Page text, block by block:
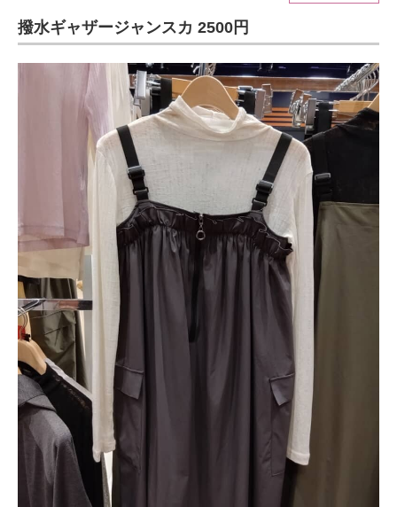
ITの今と未来を見通す
スマホと通信の最新トレンド
進化するPCとデバイスの未来
好きが集まる 比べて選べる
ビジネスと働き方のヒント
AI活用のいまが分かる
企業ITのトレンドを詳説
経営リーダーのコミュニティ
マーケ×ITの今がよく分かる
ITエンジニア向け専門サイト
企業向けIT製品の総合サイト
IT製品の技術・比較・事例
製造業のIT導入・活用を支援
撥水ギャザージャンスカ 2500円